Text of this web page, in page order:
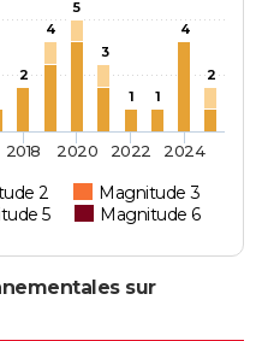
2
4
5
3
1 1
4
2
2
Magnitude 3
5 Magnitude 6
2018 2020 2022 2024
sur